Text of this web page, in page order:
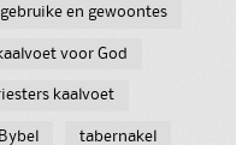
gebruike en gewoontes
voor God
kaalvoet
tabernakel